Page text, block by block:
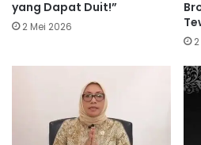
yang Dapat Duit!”
2 Mei 2026